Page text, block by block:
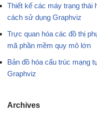
Thiết kế các máy trạng thái
cách sử dụng Graphviz
Trực quan hóa các đồ thị
mã phần mềm quy mô lớn
Bản đồ hóa cấu trúc mạng
Graphviz
Archives